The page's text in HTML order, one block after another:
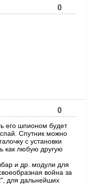
0
0
его шпионом будет
Спутник можно
с установки
как любую другую
и др. модули для
война за
для дальнейших